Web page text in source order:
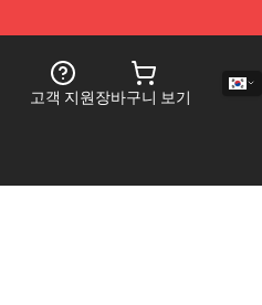
고객 지원장바구니 보기